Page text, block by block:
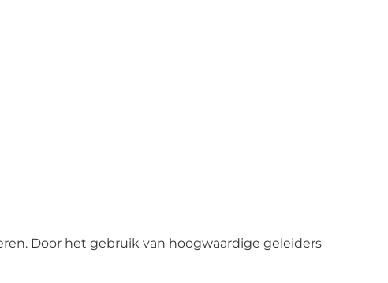
Door het gebruik van hoogwaardige geleiders